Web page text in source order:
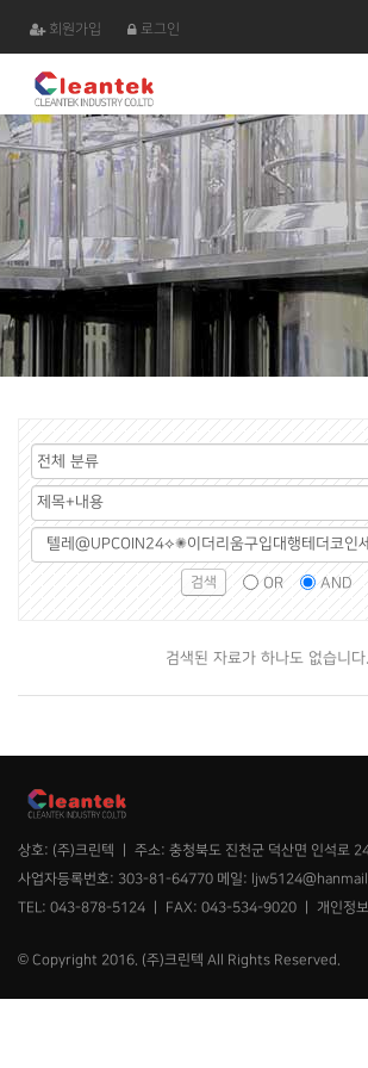
회원가입 로그인
게
시
판
그
룹
검
색
색
OR AND
검색된 자료가 하나도 없습니다.
상호: (주)크린텍 ㅣ 주소: 충청북도 진천군 덕산면 인석로
사업자등록번호: 303-81-64770 메일:
TEL: 043-878-5124 ㅣ FAX: 043-534-9020 ㅣ 개인정보
© Copyright 2016. (주)크린텍 All Rights Reserved.